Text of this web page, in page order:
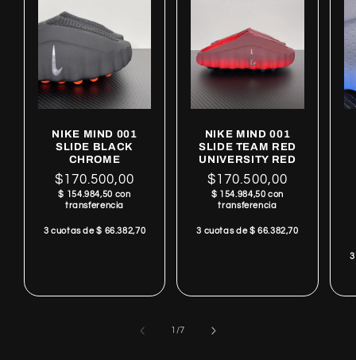
NIKE MIND 001
SLIDE BLACK
CHROME
Regular
price
$170.500,00
$ 154.984,50 con
transferencia
3 cuotas de $ 66.382,70
NIKE MIND 001
SLIDE TEAM RED
UNIVERSITY RED
Regular
price
$170.500,00
$ 154.984,50 con
transferencia
3 cuotas de $ 66.382,70
1 /of
7